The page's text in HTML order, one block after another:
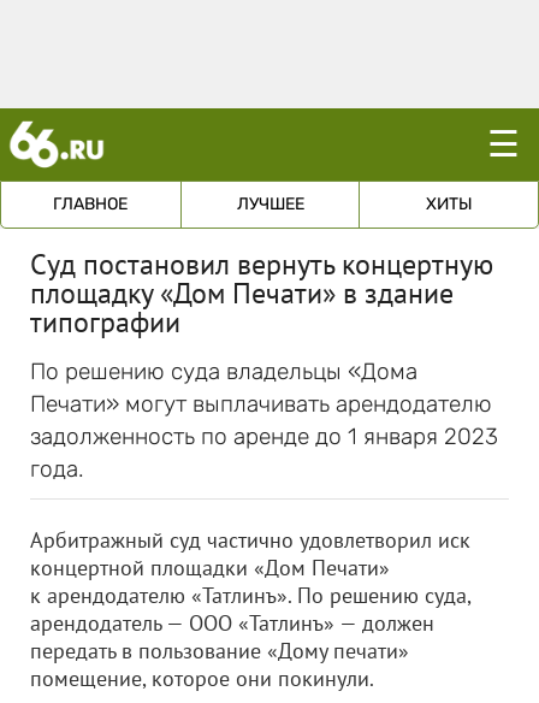
☰
ГЛАВНОЕ ЛУЧШЕЕ ХИТЫ
Суд постановил вернуть концертную
площадку «Дом Печати» в здание
типографии
По решению суда владельцы «Дома
Печати» могут выплачивать арендодателю
задолженность по аренде до 1 января 2023
года.
Арбитражный суд частично удовлетворил иск
концертной площадки «Дом Печати»
к арендодателю «Татлинъ». По решению суда,
арендодатель — ООО «Татлинъ» — должен
передать в пользование «Дому печати»
помещение, которое они покинули.